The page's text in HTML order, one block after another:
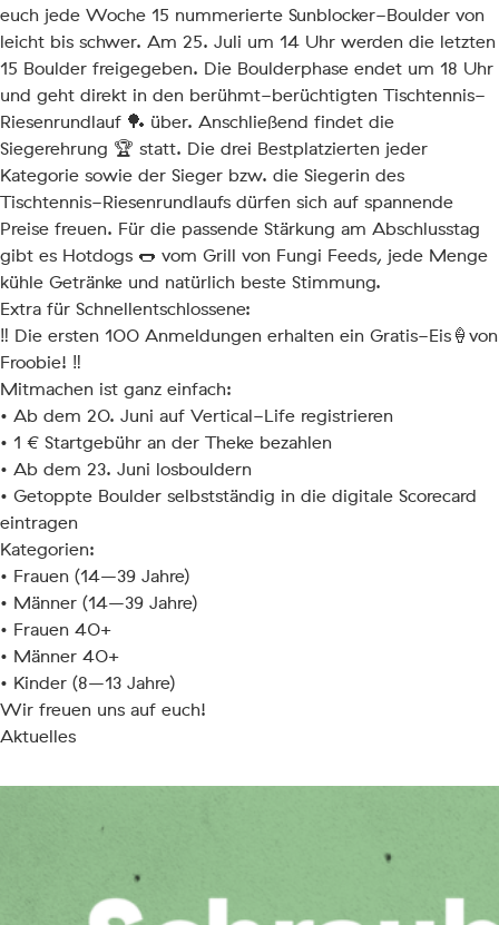
euch jede Woche 15 nummerierte Sunblocker-Boulder von
leicht bis schwer. Am 25. Juli um 14 Uhr werden die letzten
15 Boulder freigegeben. Die Boulderphase endet um 18 Uhr
und geht direkt in den berühmt-berüchtigten Tischtennis-
Riesenrundlauf 🏓 über. Anschließend findet die
Siegerehrung 🏆 statt. Die drei Bestplatzierten jeder
Kategorie sowie der Sieger bzw. die Siegerin des
Tischtennis-Riesenrundlaufs dürfen sich auf spannende
Preise freuen. Für die passende Stärkung am Abschlusstag
gibt es Hotdogs 🌭 vom Grill von Fungi Feeds, jede Menge
kühle Getränke und natürlich beste Stimmung.
Extra für Schnellentschlossene:
‼️ Die ersten 100 Anmeldungen erhalten ein Gratis-Eis🍦von
Froobie! ‼️
Mitmachen ist ganz einfach:
• Ab dem 20. Juni auf Vertical-Life registrieren
• 1 € Startgebühr an der Theke bezahlen
• Ab dem 23. Juni losbouldern
• Getoppte Boulder selbstständig in die digitale Scorecard
eintragen
Kategorien:
• Frauen (14–39 Jahre)
• Männer (14–39 Jahre)
• Frauen 40+
• Männer 40+
• Kinder (8–13 Jahre)
Wir freuen uns auf euch!
Aktuelles